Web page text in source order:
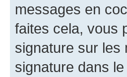
messages en
faites cela, vous
signature sur les
signature dans